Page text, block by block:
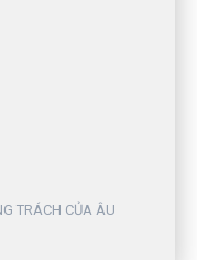
TRÁCH CỦA ÂU